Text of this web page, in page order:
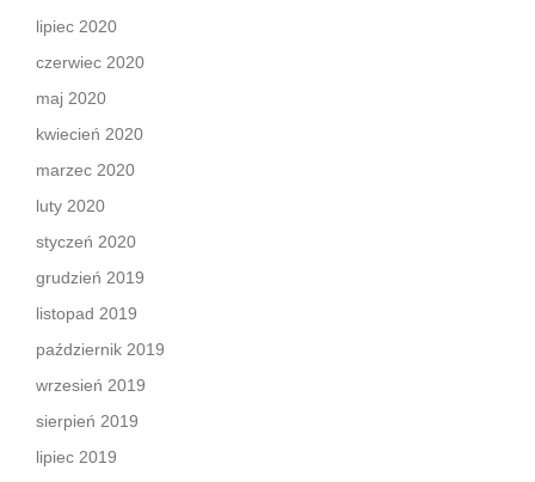
lipiec 2020
czerwiec 2020
maj 2020
kwiecień 2020
marzec 2020
luty 2020
styczeń 2020
grudzień 2019
listopad 2019
październik 2019
wrzesień 2019
sierpień 2019
lipiec 2019